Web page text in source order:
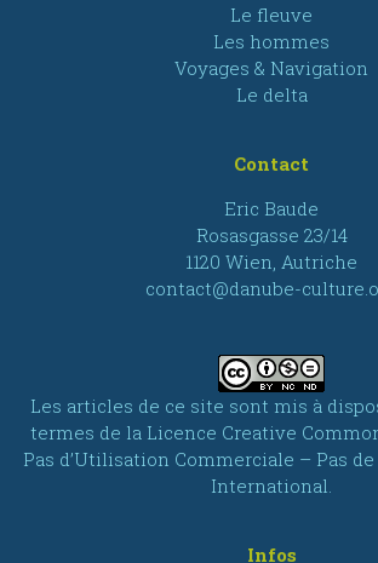
Le fleuve
Les hommes
Voyages & Navigation
Le delta
Contact
Eric Baude
Rosasgasse 23/14
1120 Wien, Autriche
contact@danube-
Les articles de ce site sont mis à
termes de la Licence Creative
Pas d’Utilisation Commerciale – Pas
International
Infos